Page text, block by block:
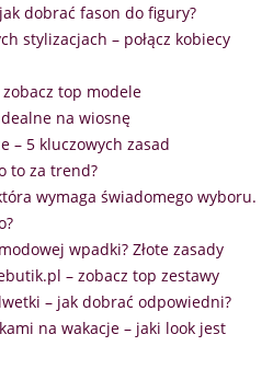
dobrać fason do figury?
stylizacjach – połącz kobiecy
top modele
na wiosnę
– 5 kluczowych zasad
to za trend?
wymaga świadomego wyboru.
wpadki? Złote zasady
– zobacz top zestawy
– jak dobrać odpowiedni?
na wakacje – jaki look jest